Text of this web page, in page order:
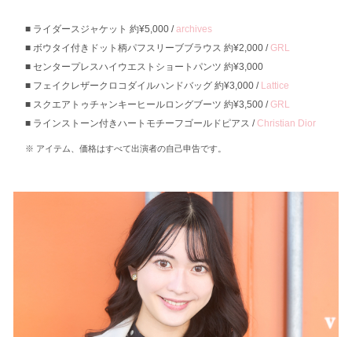
ライダースジャケット 約¥5,000 /archives
ボウタイ付きドット柄パフスリーブブラウス 約¥2,000 /GRL
センタープレスハイウエストショートパンツ 約¥3,000
フェイクレザークロコダイルハンドバッグ 約¥3,000 / Lattice
スクエアトゥチャンキーヒールロングブーツ 約¥3,500 /GRL
ラインストーン付きハートモチーフゴールドピアス /Christian Dior
アイテム、価格はすべて出演者の自己申告です。